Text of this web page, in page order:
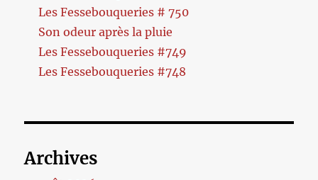
Les Fessebouqueries # 750
Son odeur après la pluie
Les Fessebouqueries #749
Les Fessebouqueries #748
Archives